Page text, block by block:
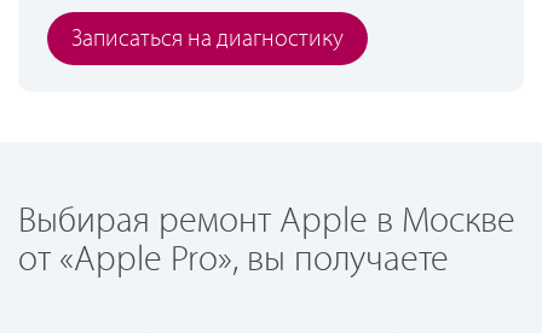
Записаться на диагностику
Выбирая ремонт Apple в Москве
от «Apple Pro», вы получаете